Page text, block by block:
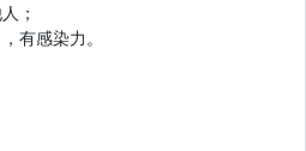
；
有感染力。